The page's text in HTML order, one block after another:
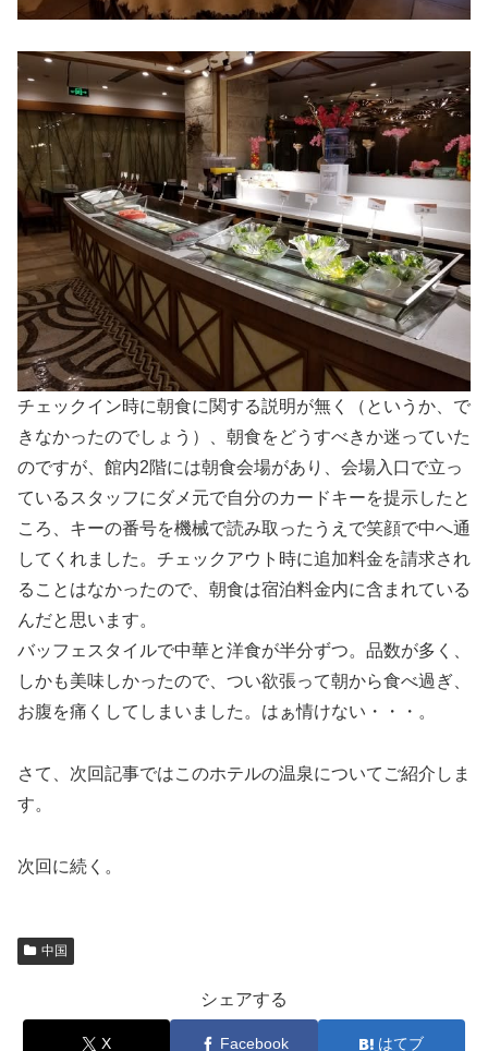
チェックイン時に朝食に関する説明が無く（というか、で
きなかったのでしょう）、朝食をどうすべきか迷っていた
のですが、館内2階には朝食会場があり、会場入口で立っ
ているスタッフにダメ元で自分のカードキーを提示したと
ころ、キーの番号を機械で読み取ったうえで笑顔で中へ通
してくれました。チェックアウト時に追加料金を請求され
ることはなかったので、朝食は宿泊料金内に含まれている
んだと思います。
バッフェスタイルで中華と洋食が半分ずつ。品数が多く、
しかも美味しかったので、つい欲張って朝から食べ過ぎ、
お腹を痛くしてしまいました。はぁ情けない・・・。
さて、次回記事ではこのホテルの温泉についてご紹介しま
す。
次回に続く。
中国
シェアする
X Facebook はてブ